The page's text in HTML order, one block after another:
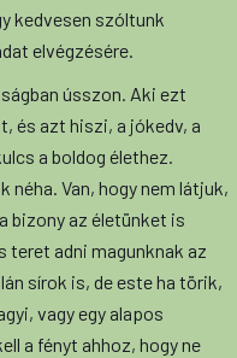
kedvesen szóltunk
elvégzésére.
ússzon. Aki ezt
és azt hiszi, a jókedv, a
a boldog élethez.
néha. Van, hogy nem látjuk,
bizony az életünket is
teret adni magunknak az
sírok is, de este ha törik,
vagy egy alapos
a fényt ahhoz, hogy ne